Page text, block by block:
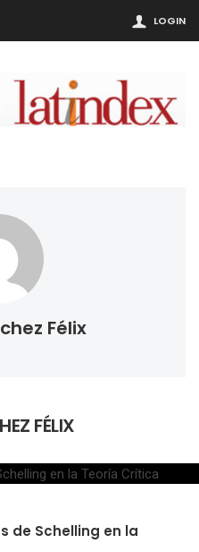
LOGIN
Félix
FÉLIX
de Schelling en la